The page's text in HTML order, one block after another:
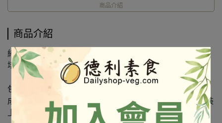
商品介紹
商品介紹
純素火腿
培根火腿
包粽.粽料.粽餡
成份及營養標示如圖所示，若與圖片有差異時，以實際包裝
上標示為準